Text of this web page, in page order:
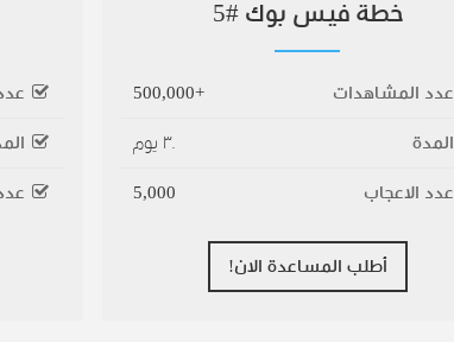
خطة فيس بوك #5
عدد المشاهدات +500,000
المدة ٣٠ يوم
عدد الاعجاب 5,000
أطلب المساعدة الان!